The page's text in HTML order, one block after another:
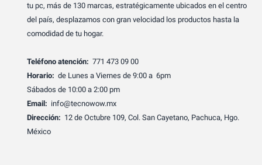
tu pc, más de 130 marcas, estratégicamente ubicados en el centro
del país, desplazamos con gran velocidad los productos hasta la
comodidad de tu hogar.
Teléfono atención: 771 473 09 00
Horario: de Lunes a Viernes de 9:00 a 6pm
Sábados de 10:00 a 2:00 pm
Email: info@tecnowow.mx
Dirección: 12 de Octubre 109, Col. San Cayetano, Pachuca, Hgo.
México